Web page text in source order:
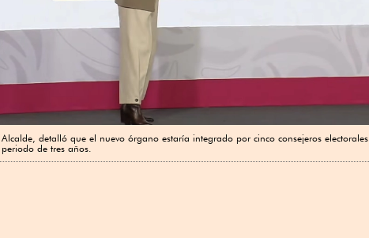
detalló que el nuevo órgano estaría integrado por cinco consejeros electorales
de tres años.